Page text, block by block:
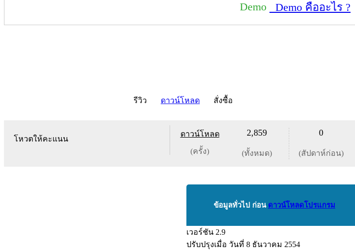
Demo Demo คืออะไร ?
รีวิว ดาวน์โหลด สั่งซื้อ
โหวตให้คะแนน
ดาวน์โหลด
(ครั้ง)
2,859
(ทั้งหมด)
0
(สัปดาห์ก่อน)
ข้อมูลทั่วไป ก่อน ดาวน์โหลดโปรแกรม
เวอร์ชัน 2.9
ปรับปรุงเมื่อ วันที่ 8 ธันวาคม 2554